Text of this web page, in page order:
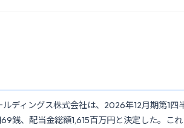
ディングス株式会社は、2026年12月期第1
69銭、配当金総額1,615百万円と決定した。こ